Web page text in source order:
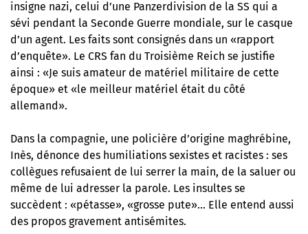
insigne nazi, celui d’une Panzerdivision de la SS qui a
sévi pendant la Seconde Guerre mondiale, sur le casque
d’un agent. Les faits sont consignés dans un «rapport
d’enquête». Le CRS fan du Troisième Reich se justifie
ainsi : «Je suis amateur de matériel militaire de cette
époque» et «le meilleur matériel était du côté
allemand».
Dans la compagnie, une policière d’origine maghrébine,
Inès, dénonce des humiliations sexistes et racistes : ses
collègues refusaient de lui serrer la main, de la saluer ou
même de lui adresser la parole. Les insultes se
succèdent : «pétasse», «grosse pute»… Elle entend aussi
des propos gravement antisémites.